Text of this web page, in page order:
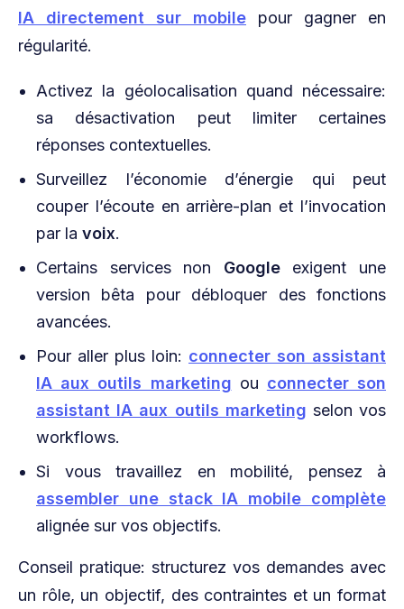
IA directement sur mobile pour gagner en
régularité.
Activez la géolocalisation quand nécessaire:
sa désactivation peut limiter certaines
réponses contextuelles.
Surveillez l’économie d’énergie qui peut
couper l’écoute en arrière-plan et l’invocation
par la voix.
Certains services non Googleexigent une
version bêta pour débloquer des fonctions
avancées.
Pour aller plus loin: connecter son assistant
IA aux outils marketing ou connecter son
assistant IA aux outils marketing selon vos
workflows.
Si vous travaillez en mobilité, pensez à
assembler une stack IA mobile complète
alignée sur vos objectifs.
Conseil pratique: structurez vos demandes avec
un rôle, un objectif, des contraintes et un format